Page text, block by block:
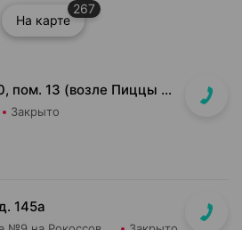
На карте
267
ул. Маяковского, д. 10, пом. 13 (возле Пиццы Мании)
Закрыто
145а